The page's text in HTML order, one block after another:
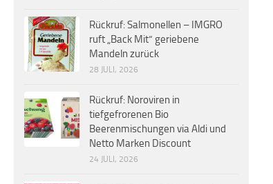
Rückruf: Salmonellen – IMGRO
ruft „Back Mit“ geriebene
Mandeln zurück
28 JULI, 2026
Rückruf: Noroviren in
tiefgefrorenen Bio
Beerenmischungen via Aldi und
Netto Marken Discount
24 JULI, 2026